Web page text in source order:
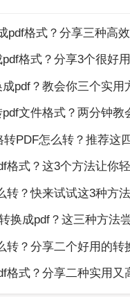
格式？分享三种高效转
格式？分享3个很好用
pdf？教会你三个实用
文件格式？两分钟教会你
怎么转？推荐这四种方
格式？这3个方法让你轻
转？快来试试这3种方法
换成pdf？这三种方法
转？分享二个好用的转
式？分享二种实用又高效